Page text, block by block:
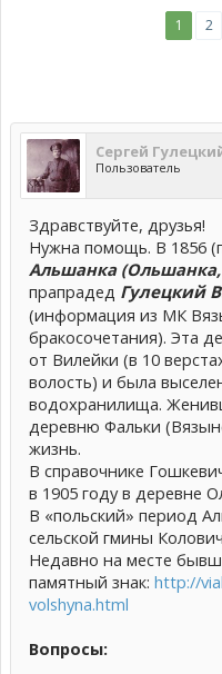
1 2
Сергей
Пользователь
Здравствуйте, друзья!
Нужна помощь. В 1856
Альшанка
прапрадед Гулецкий
(информация из МК
бракосочетания). Эта
от Вилейки (в 10
волость) и была
водохранилища.
деревню Фальки
жизнь.
В справочнике
в 1905 году в деревне
В «польский» период
сельской гмины
Недавно на месте
памятный знак: http://
volshyna.html
Вопросы: